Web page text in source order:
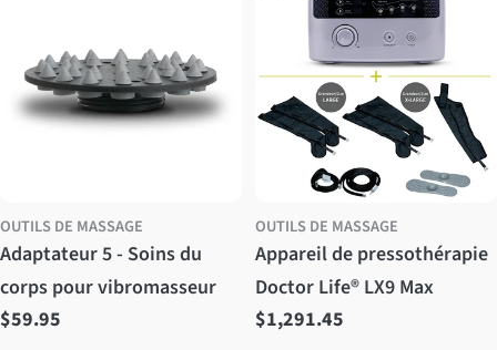
OUTILS DE MASSAGE
Adaptateur 5 - Soins du
corps pour vibromasseur
Prix
$59.95
OUTILS DE MASSAGE
Appareil de pressothérapie
Doctor Life® LX9 Max
Prix
$1,291.45